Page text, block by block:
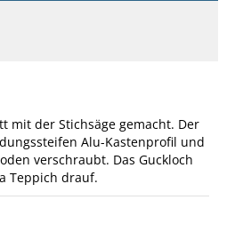
mit der Stichsäge gemacht. Der
Alu-Kastenprofil und
verschraubt. Das Guckloch
Teppich drauf.